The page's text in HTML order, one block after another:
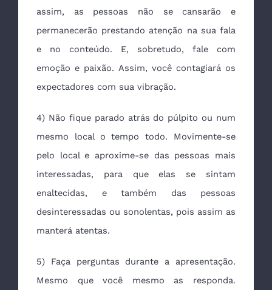
assim, as pessoas não se cansarão e
permanecerão prestando atenção na sua fala
e no conteúdo. E, sobretudo, fale com
emoção e paixão. Assim, você contagiará os
expectadores com sua vibração.
4) Não fique parado atrás do púlpito ou num
mesmo local o tempo todo. Movimente-se
pelo local e aproxime-se das pessoas mais
interessadas, para que elas se sintam
enaltecidas, e também das pessoas
desinteressadas ou sonolentas, pois assim as
manterá atentas.
5) Faça perguntas durante a apresentação.
Mesmo que você mesmo as responda.